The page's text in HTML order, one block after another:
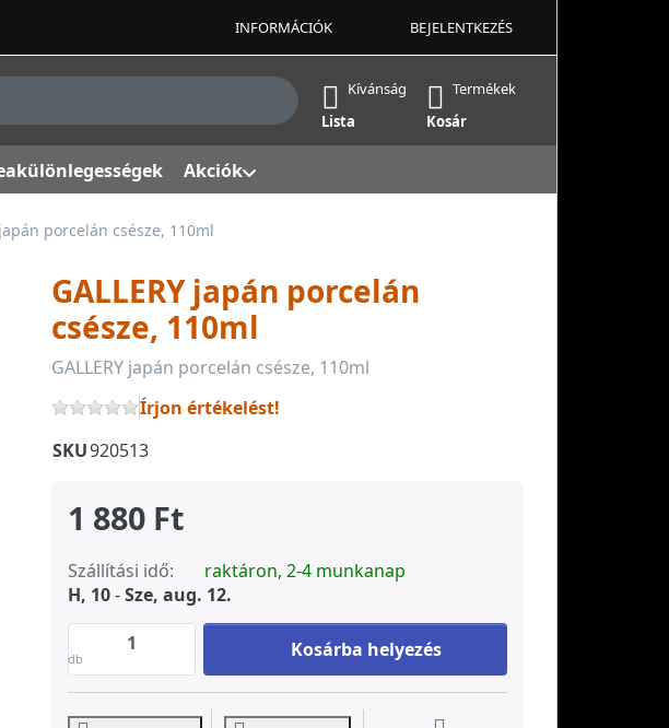
INFORMÁCIÓK BEJELENTKEZÉS
megjelennek, amint beírja őket. Nyomja meg az Enter billentyűt az
Kívánság
Lista
Termékek
Kosár
Akciók
japán porcelán csésze, 110ml
GALLERY japán porcelán
csésze, 110ml
GALLERY japán porcelán csésze, 110ml
Írjon értékelést!
SKU920513
1 880 Ft
Szállítási idő:
raktáron, 2-4 munkanap
H, 10-Sze, aug. 12.
db
GALLERY japán porcelán csésze, 110ml at 1 880 Ft,
Kosárba helyezés